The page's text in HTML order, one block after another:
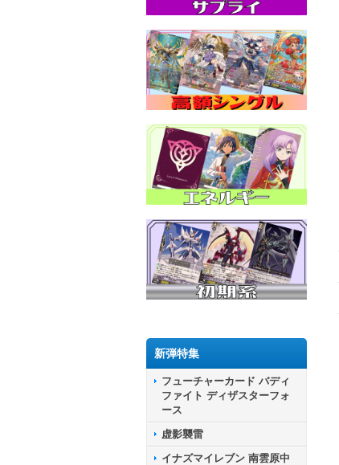
新弾特集
フューチャーカード バディ
ファイト ディザスターフォ
ース
虚影襲雷
イナズマイレブン 南雲原中